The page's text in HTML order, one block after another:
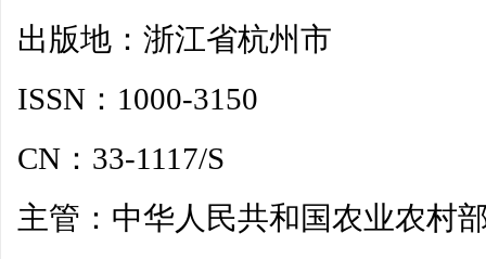
出版地：浙江省杭州市
ISSN：1000-3150
CN：33-1117/S
主管：中华人民共和国农业农村